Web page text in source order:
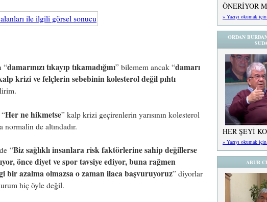
“damarınızı tıkayıp tıkamadığını” bilemem ancak “damarı
krizi ve felçlerin sebebinin kolesterol değil pıhtı
Her ne hikmetse” kalp krizi geçirenlerin yarısının kolesterol
de altındadır.
“Biz sağlıklı insanlara risk faktörlerine sahip değillerse
önce diyet ve spor tavsiye ediyor, buna rağmen
bir azalma olmazsa o zaman ilaca başvuruyoruz” diyorlar
hiç öyle değil.
ÖNERİYOR
» Yazıyı okumak
ORDAN
HER ŞEYİ
» Yazıyı okumak
ABUR